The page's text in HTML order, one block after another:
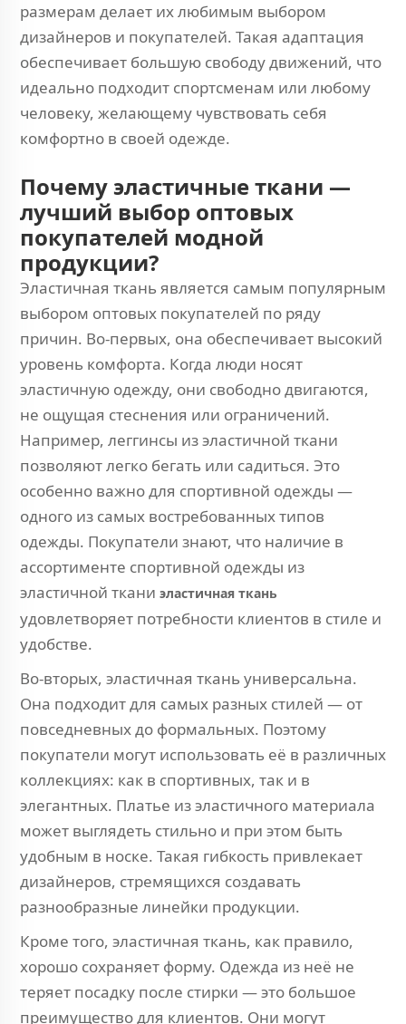
размерам делает их любимым выбором
дизайнеров и покупателей. Такая адаптация
обеспечивает большую свободу движений, что
идеально подходит спортсменам или любому
человеку, желающему чувствовать себя
комфортно в своей одежде.
Почему эластичные ткани —
лучший выбор оптовых
покупателей модной
продукции?
Эластичная ткань является самым популярным
выбором оптовых покупателей по ряду
причин. Во-первых, она обеспечивает высокий
уровень комфорта. Когда люди носят
эластичную одежду, они свободно двигаются,
не ощущая стеснения или ограничений.
Например, леггинсы из эластичной ткани
позволяют легко бегать или садиться. Это
особенно важно для спортивной одежды —
одного из самых востребованных типов
одежды. Покупатели знают, что наличие в
ассортименте спортивной одежды из
эластичной ткани эластичная ткань
удовлетворяет потребности клиентов в стиле и
удобстве.
Во-вторых, эластичная ткань универсальна.
Она подходит для самых разных стилей — от
повседневных до формальных. Поэтому
покупатели могут использовать её в различных
коллекциях: как в спортивных, так и в
элегантных. Платье из эластичного материала
может выглядеть стильно и при этом быть
удобным в носке. Такая гибкость привлекает
дизайнеров, стремящихся создавать
разнообразные линейки продукции.
Кроме того, эластичная ткань, как правило,
хорошо сохраняет форму. Одежда из неё не
теряет посадку после стирки — это большое
преимущество для клиентов. Они могут